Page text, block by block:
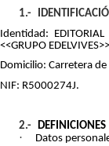
1.-
Identidad:
<<GRUPO
Domicilio: Carretera
NIF: R5000274J.
2.- DEFINICIONES
·
Datos